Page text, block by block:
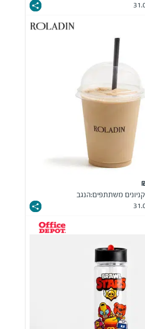
קניונים משתתפים:הנגב